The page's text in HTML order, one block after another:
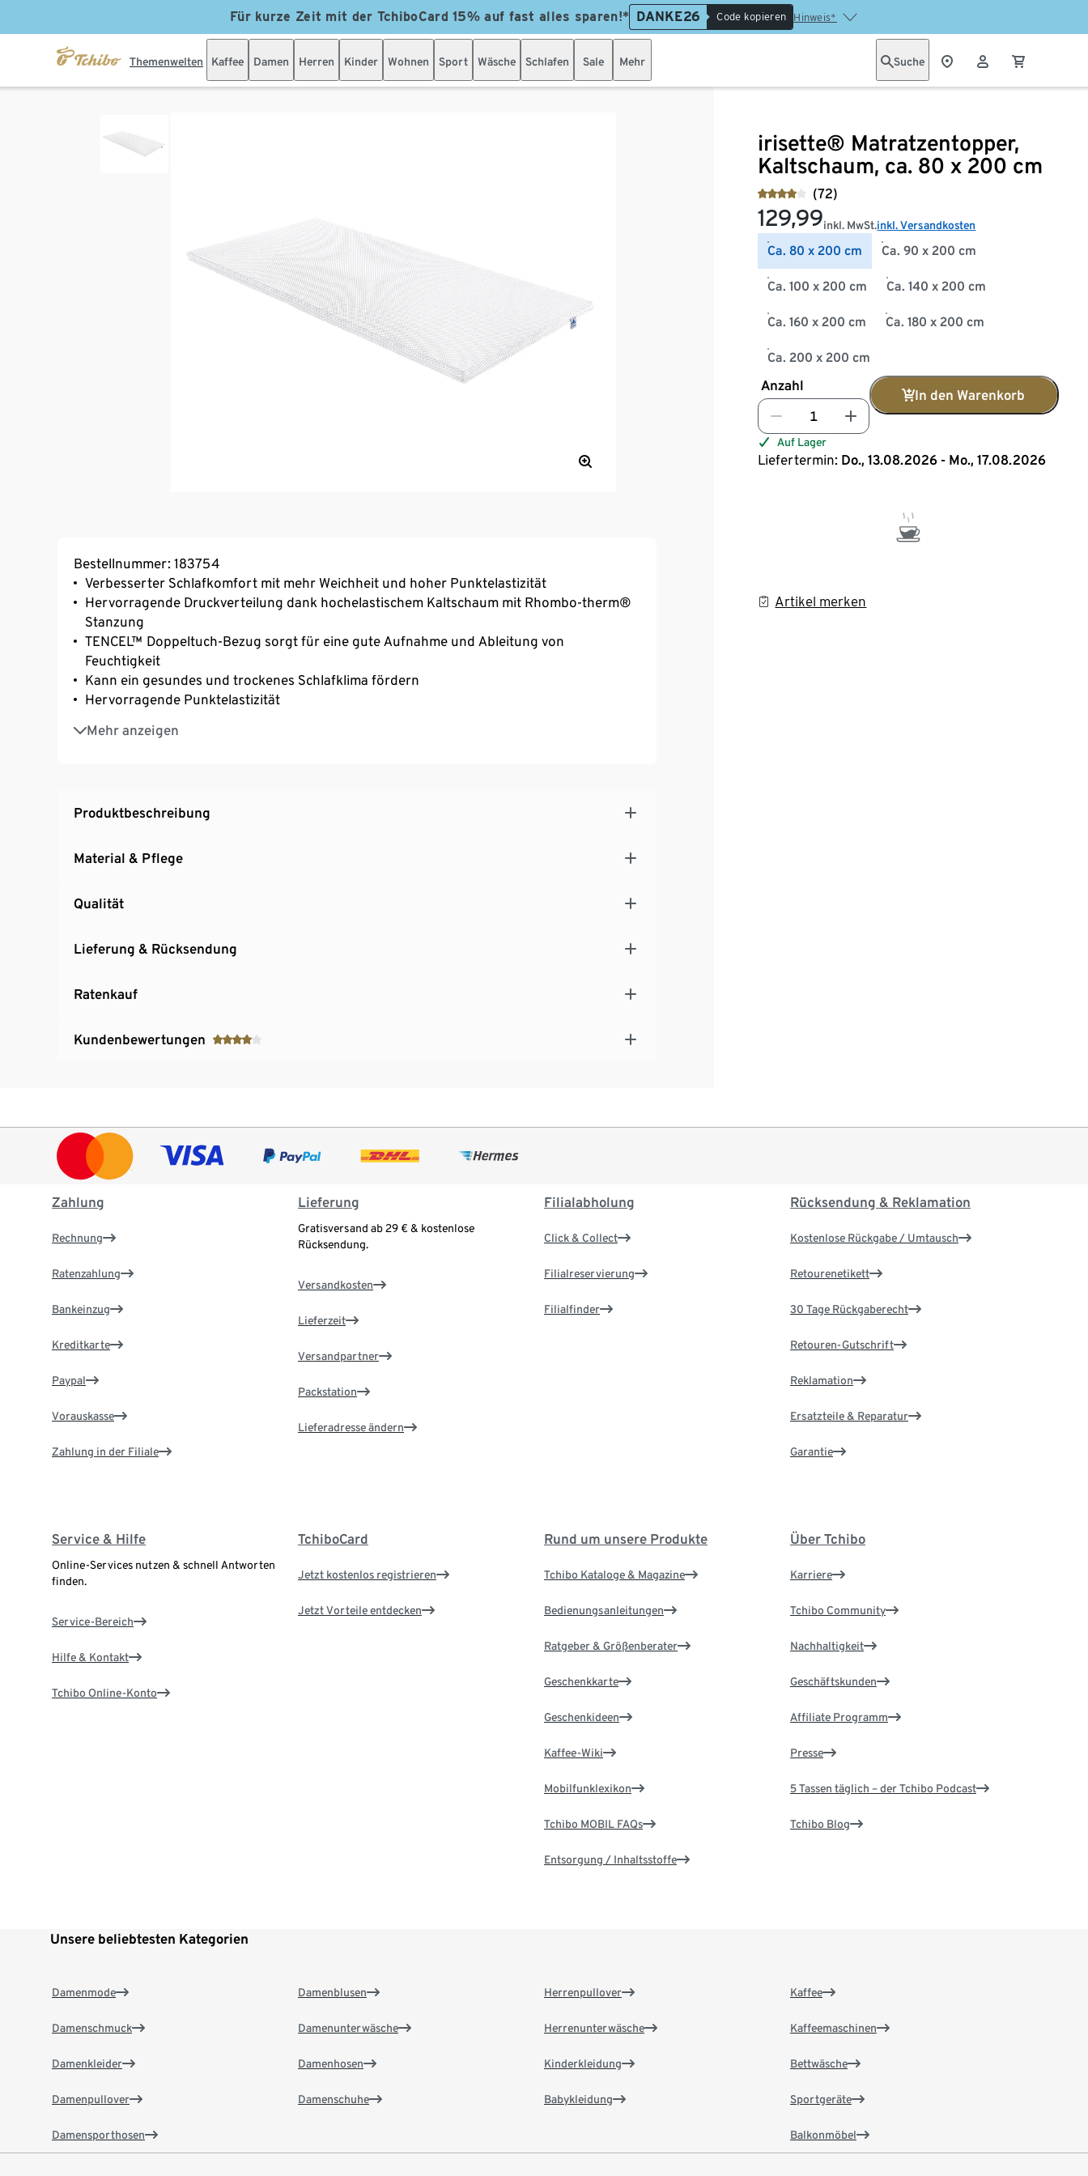
Für kurze Zeit mit der TchiboCard 15% auf fast alles sparen!* DANKE26 Code kopieren Hinweis*
Themenwelten Kaffee Damen Herren Kinder Wohnen Sport Wäsche Schlafen Sale Mehr Suche
irisette® Matratzentopper,
Kaltschaum, ca. 80 x 200 cm
(72)
129,99inkl. MwSt.inkl. Versandkosten
Ca. 80 x 200 cm Ca. 90 x 200 cm
Ca. 100 x 200 cm Ca. 140 x 200 cm
Ca. 160 x 200 cm Ca. 180 x 200 cm
Ca. 200 x 200 cm
Anzahl
In den Warenkorb
Auf Lager
Liefertermin: Do., 13.08.2026 - Mo., 17.08.2026
Artikel merken
Bestellnummer: 183754
Verbesserter Schlafkomfort mit mehr Weichheit und hoher Punktelastizität
Hervorragende Druckverteilung dank hochelastischem Kaltschaum mit Rhombo-therm®
Stanzung
TENCEL™ Doppeltuch-Bezug sorgt für eine gute Aufnahme und Ableitung von
Feuchtigkeit
Kann ein gesundes und trockenes Schlafklima fördern
Hervorragende Punktelastizität
Mehr anzeigen
Bezug mit dreiseitigem Reißverschluss, abnehmbar und waschbar bei 60 °C
Gesamthöhe ca. 5 cm
Produktbeschreibung
Material & Pflege
Qualität
Lieferung & Rücksendung
Ratenkauf
Kundenbewertungen
Zahlung
Rechnung
Ratenzahlung
Bankeinzug
Kreditkarte
Paypal
Vorauskasse
Zahlung in der Filiale
Lieferung
Gratisversand ab 29 € & kostenlose
Rücksendung.
Versandkosten
Lieferzeit
Versandpartner
Packstation
Lieferadresse ändern
Filialabholung
Click & Collect
Filialreservierung
Filialfinder
Rücksendung & Reklamation
Kostenlose Rückgabe / Umtausch
Retourenetikett
30 Tage Rückgaberecht
Retouren-Gutschrift
Reklamation
Ersatzteile & Reparatur
Garantie
Service & Hilfe
Online-Services nutzen & schnell Antworten
finden.
Service-Bereich
Hilfe & Kontakt
Tchibo Online-Konto
TchiboCard
Jetzt kostenlos registrieren
Jetzt Vorteile entdecken
Rund um unsere Produkte
Tchibo Kataloge & Magazine
Bedienungsanleitungen
Ratgeber & Größenberater
Geschenkkarte
Geschenkideen
Kaffee-Wiki
Mobilfunklexikon
Tchibo MOBIL FAQs
Entsorgung / Inhaltsstoffe
Über Tchibo
Karriere
Tchibo Community
Nachhaltigkeit
Geschäftskunden
Affiliate Programm
Presse
5 Tassen täglich – der Tchibo Podcast
Tchibo Blog
Unsere beliebtesten Kategorien
Damenmode
Damenschmuck
Damenkleider
Damenpullover
Damensporthosen
Damenblusen
Damenunterwäsche
Damenhosen
Damenschuhe
Herrenpullover
Herrenunterwäsche
Kinderkleidung
Babykleidung
Kaffee
Kaffeemaschinen
Bettwäsche
Sportgeräte
Balkonmöbel